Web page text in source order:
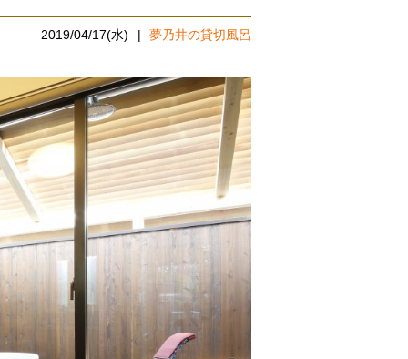
2019/04/17(水) 夢乃井の貸切風呂